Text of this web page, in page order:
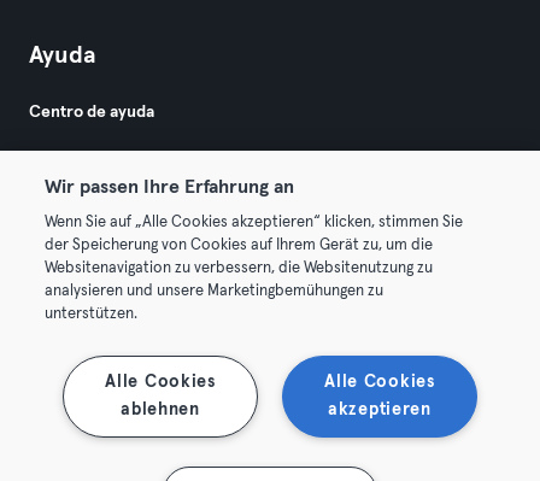
Ayuda
Centro de ayuda
© 2026 Urban Sports Group GmbH. All rights reserved.
Términos y condiciones
Rescindir contratos aquí Desistir de contratos aquí
Wir passen Ihre Erfahrung an
Wenn Sie auf „Alle Cookies akzeptieren“ klicken, stimmen Sie
der Speicherung von Cookies auf Ihrem Gerät zu, um die
Websitenavigation zu verbessern, die Websitenutzung zu
analysieren und unsere Marketingbemühungen zu
unterstützen.
Alle Cookies
akzeptieren
Alle Cookies
ablehnen